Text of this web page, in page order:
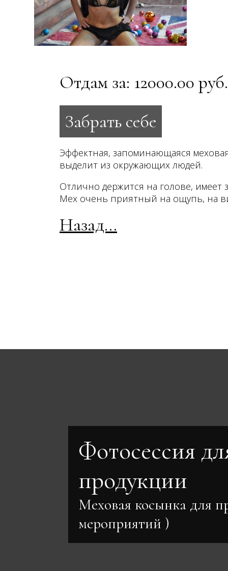
Отдам за: 12000.00 руб.
Эффектная, запоминающаяся
выделит из окружающих людей.
Отлично держится на голове, имеет
Мех очень приятный на ощупь, на
Фотосессия
Меховая косынка для